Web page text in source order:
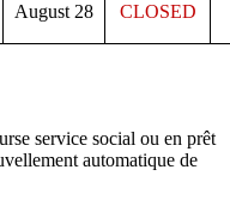
August 28 CLOSED
service social ou en prêt
automatique de